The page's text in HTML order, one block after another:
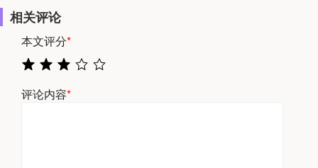
相关评论
本文评分*
评论内容*